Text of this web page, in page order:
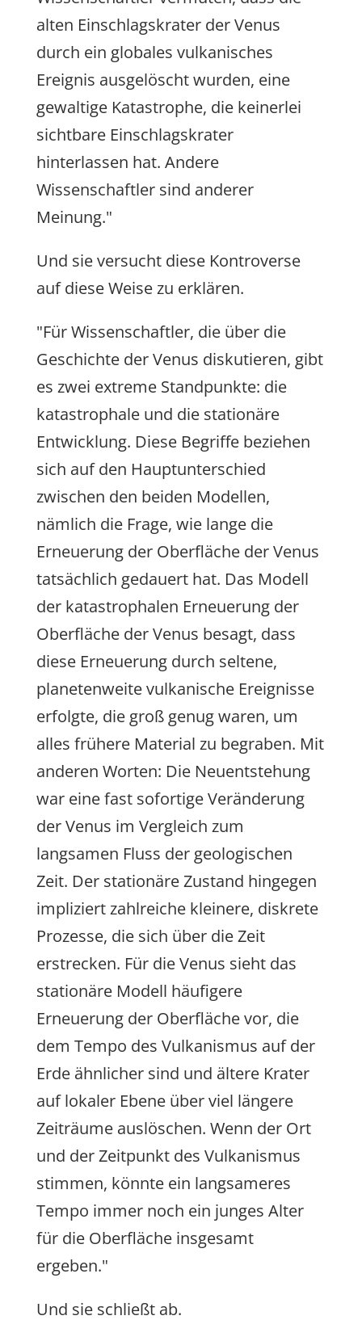
alten Einschlagskrater der Venus
durch ein globales vulkanisches
Ereignis ausgelöscht wurden, eine
gewaltige Katastrophe, die keinerlei
sichtbare Einschlagskrater
hinterlassen hat. Andere
Wissenschaftler sind anderer
Meinung."
Und sie versucht diese Kontroverse
auf diese Weise zu erklären.
"Für Wissenschaftler, die über die
Geschichte der Venus diskutieren, gibt
es zwei extreme Standpunkte: die
katastrophale und die stationäre
Entwicklung. Diese Begriffe beziehen
sich auf den Hauptunterschied
zwischen den beiden Modellen,
nämlich die Frage, wie lange die
Erneuerung der Oberfläche der Venus
tatsächlich gedauert hat. Das Modell
der katastrophalen Erneuerung der
Oberfläche der Venus besagt, dass
diese Erneuerung durch seltene,
planetenweite vulkanische Ereignisse
erfolgte, die groß genug waren, um
alles frühere Material zu begraben. Mit
anderen Worten: Die Neuentstehung
war eine fast sofortige Veränderung
der Venus im Vergleich zum
langsamen Fluss der geologischen
Zeit. Der stationäre Zustand hingegen
impliziert zahlreiche kleinere, diskrete
Prozesse, die sich über die Zeit
erstrecken. Für die Venus sieht das
stationäre Modell häufigere
Erneuerung der Oberfläche vor, die
dem Tempo des Vulkanismus auf der
Erde ähnlicher sind und ältere Krater
auf lokaler Ebene über viel längere
Zeiträume auslöschen. Wenn der Ort
und der Zeitpunkt des Vulkanismus
stimmen, könnte ein langsameres
Tempo immer noch ein junges Alter
für die Oberfläche insgesamt
ergeben."
Und sie schließt ab.